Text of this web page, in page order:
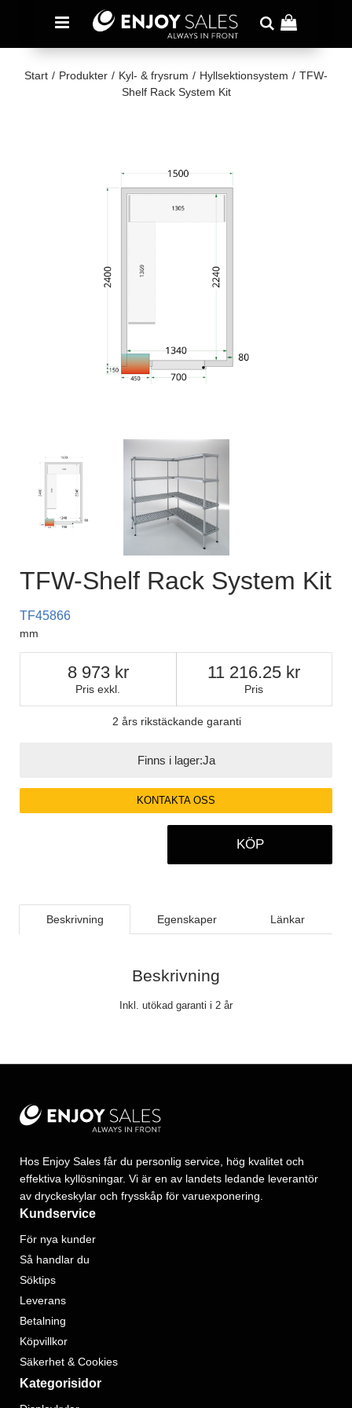
Start / Produkter / Kyl- & frysrum / Hyllsektionsystem / TFW-
Shelf Rack System Kit
TFW-Shelf Rack System Kit
TF45866
mm
Pris exkl.
8 973
Pris
11 216.25
2 års rikstäckande garanti
Finns i lager:Ja
KONTAKTA OSS
KÖP
Beskrivning Egenskaper Länkar
Beskrivning
Inkl. utökad garanti i 2 år
Hos Enjoy Sales får du personlig service, hög kvalitet och
effektiva kyllösningar. Vi är en av landets ledande leverantör
av dryckeskylar och frysskåp för varuexponering.
Kundservice
För nya kunder
Så handlar du
Söktips
Leverans
Betalning
Köpvillkor
Säkerhet & Cookies
Kategorisidor